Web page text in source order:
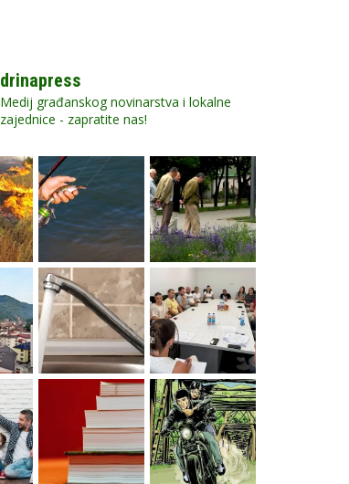
drinapress
Medij građanskog novinarstva i lokalne
zajednice - zapratite nas!